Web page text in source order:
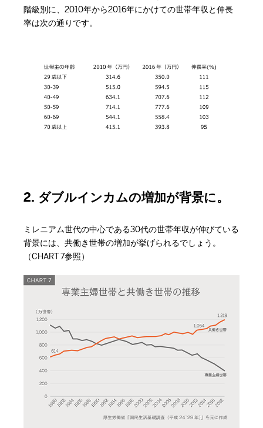
階級別に、2010年から2016年にかけての世帯年収と伸長
率は次の通りです。
2. ダブルインカムの増加が背景に。
ミレニアム世代の中心である30代の世帯年収が伸びている
背景には、共働き世帯の増加が挙げられるでしょう。
（CHART 7参照）